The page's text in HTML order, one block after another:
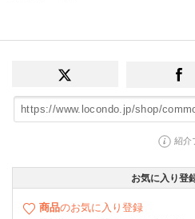
紹介
お気に入り登
商品のお気に入り登録